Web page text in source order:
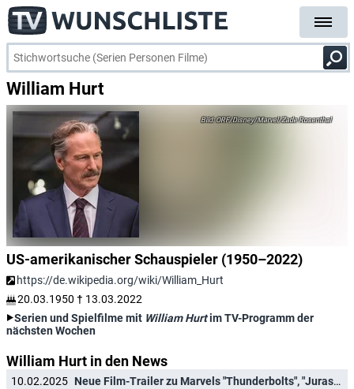
William Hurt
ORF/Disney/Marvel/Zade Rosenthal
US-amerikanischer Schauspieler (1950–2022)
https://de.wikipedia.org/wiki/William_Hurt
20.03.1950 † 13.03.2022
Serien und Spielfilme mit William Hurtim TV-Programm der
nächsten Wochen
William Hurt in den News
10.02.2025
Neue Film-Trailer zu Marvels "Thunderbolts", "Jurassic World 4" & "Mission: Impossible"-Finale